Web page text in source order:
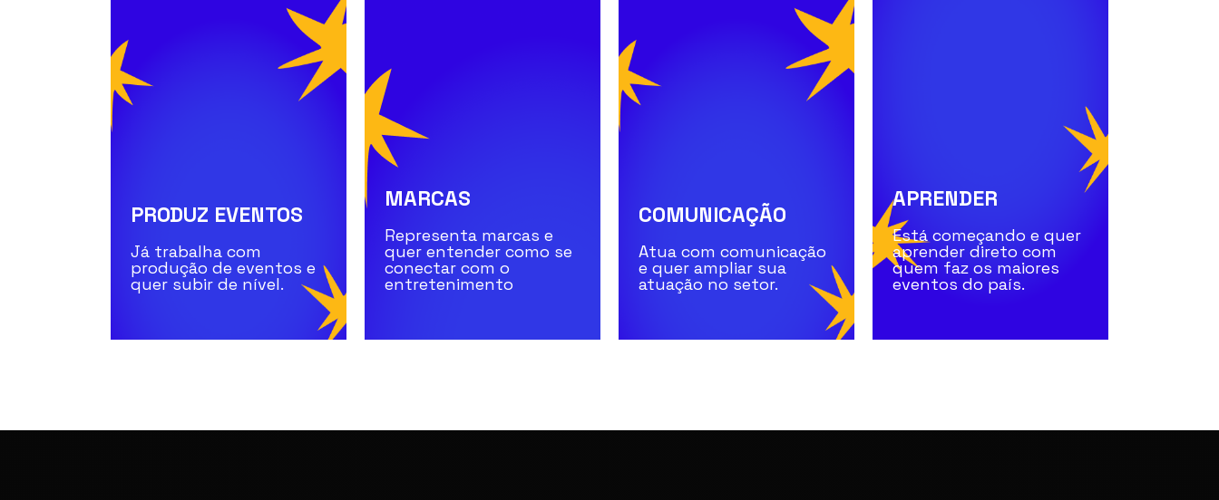
PRODUZ EVENTOS
Já trabalha com
produção de eventos e
quer subir de nível.
MARCAS
Representa marcas e
quer entender como se
conectar com o
entretenimento
COMUNICAÇÃO
Atua com comunicação
e quer ampliar sua
atuação no setor.
APRENDER
Está começando e quer
aprender direto com
quem faz os maiores
eventos do país.